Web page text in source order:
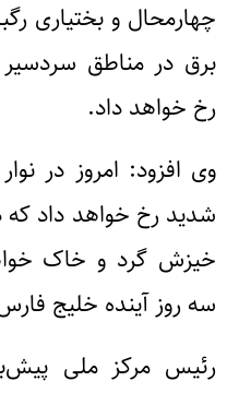
چهارمحال و بختیاری
برق در مناطق
رخ خواهد داد.
وی افزود: امروز در
شدید رخ خواهد داد
خیزش گرد و خاک
سه روز آینده خلیج
رئیس مرکز ملی